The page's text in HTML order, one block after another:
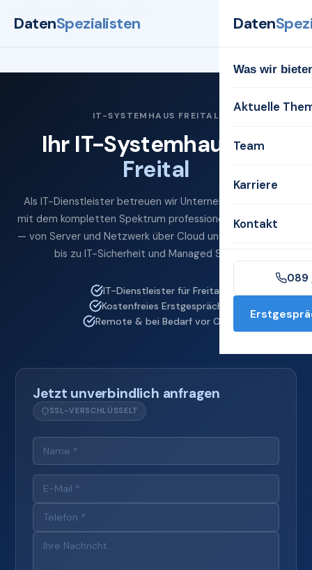
DatenSpezialisten Daten
Was wir
Aktuelle
Team
Karriere
Kontakt
089
IT-SYSTEMHAUS FREITAL
Ihr IT-Systemhaus für
Freital
Als IT-Dienstleister betreuen wir Unternehmen in Freital
mit dem kompletten Spektrum professioneller IT-Services
— von Server und Netzwerk über Cloud und Microsoft 365
bis zu IT-Sicherheit und Managed Services.
IT-Dienstleister für Freital
Kostenfreies Erstgespräch
Remote & bei Bedarf vor Ort
Jetzt unverbindlich anfragen
SSL-VERSCHLÜSSELT